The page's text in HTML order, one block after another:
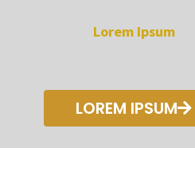
Lorem Ipsum
LOREM IPSUM